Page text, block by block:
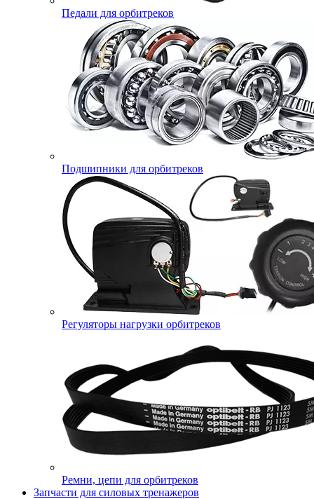
Педали для орбитреков
Подшипники для орбитреков
Регуляторы нагрузки орбитреков
Ремни, цепи для орбитреков
Запчасти для силовых тренажеров